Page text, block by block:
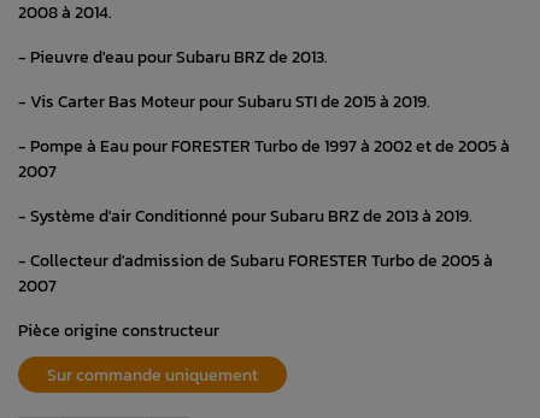
2008 à 2014.
- Pieuvre d'eau pour Subaru BRZ de 2013.
- Vis Carter Bas Moteur pour Subaru STI de 2015 à 2019.
- Pompe à Eau pour FORESTER Turbo de 1997 à 2002 et de 2005 à
2007
- Système d'air Conditionné pour Subaru BRZ de 2013 à 2019.
- Collecteur d'admission de Subaru FORESTER Turbo de 2005 à
2007
Pièce origine constructeur
Sur commande uniquement